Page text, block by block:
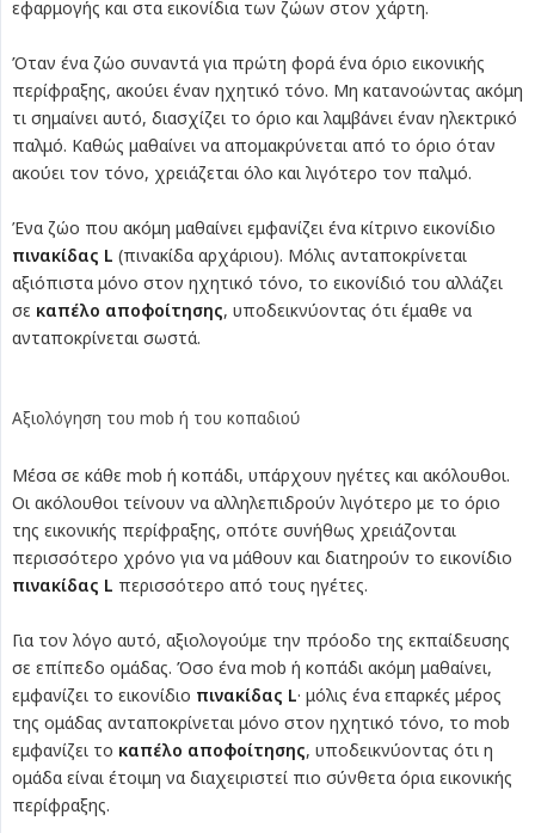
εφαρμογής και στα εικονίδια των ζώων στον χάρτη.
Όταν ένα ζώο συναντά για πρώτη φορά ένα όριο εικονικής
περίφραξης, ακούει έναν ηχητικό τόνο. Μη κατανοώντας ακόμη
τι σημαίνει αυτό, διασχίζει το όριο και λαμβάνει έναν ηλεκτρικό
παλμό. Καθώς μαθαίνει να απομακρύνεται από το όριο όταν
ακούει τον τόνο, χρειάζεται όλο και λιγότερο τον παλμό.
Ένα ζώο που ακόμη μαθαίνει εμφανίζει ένα κίτρινο εικονίδιο
πινακίδας L (πινακίδα αρχάριου). Μόλις ανταποκρίνεται
αξιόπιστα μόνο στον ηχητικό τόνο, το εικονίδιό του αλλάζει
σε καπέλο αποφοίτησης, υποδεικνύοντας ότι έμαθε να
ανταποκρίνεται σωστά.
Αξιολόγηση του mob ή του κοπαδιού
Μέσα σε κάθε mob ή κοπάδι, υπάρχουν ηγέτες και ακόλουθοι.
Οι ακόλουθοι τείνουν να αλληλεπιδρούν λιγότερο με το όριο
της εικονικής περίφραξης, οπότε συνήθως χρειάζονται
περισσότερο χρόνο για να μάθουν και διατηρούν το εικονίδιο
πινακίδας L περισσότερο από τους ηγέτες.
Για τον λόγο αυτό, αξιολογούμε την πρόοδο της εκπαίδευσης
σε επίπεδο ομάδας. Όσο ένα mob ή κοπάδι ακόμη μαθαίνει,
εμφανίζει το εικονίδιο πινακίδας L· μόλις ένα επαρκές μέρος
της ομάδας ανταποκρίνεται μόνο στον ηχητικό τόνο, το mob
εμφανίζει το καπέλο αποφοίτησης, υποδεικνύοντας ότι η
ομάδα είναι έτοιμη να διαχειριστεί πιο σύνθετα όρια εικονικής
περίφραξης.